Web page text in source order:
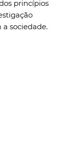
princípios
sociedade.